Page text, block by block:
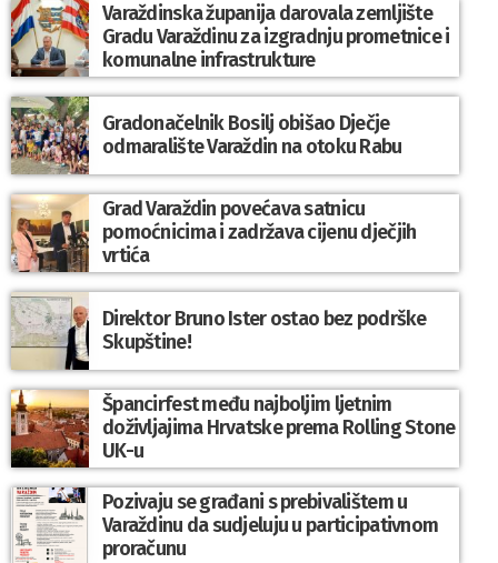
Varaždinska županija darovala zemljište
Gradu Varaždinu za izgradnju prometnice i
komunalne infrastrukture
Gradonačelnik Bosilj obišao Dječje
odmaralište Varaždin na otoku Rabu
Grad Varaždin povećava satnicu
pomoćnicima i zadržava cijenu dječjih
vrtića
Direktor Bruno Ister ostao bez podrške
Skupštine!
Špancirfest među najboljim ljetnim
doživljajima Hrvatske prema Rolling Stone
UK-u
Pozivaju se građani s prebivalištem u
Varaždinu da sudjeluju u participativnom
proračunu